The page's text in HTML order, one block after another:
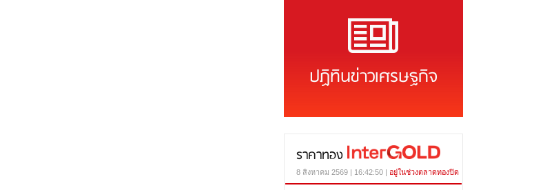
ปฏิทินข่าวเศรษฐกิจ
ราคาทอง
8 สิงหาคม 2569 | 16:42:50 | อยู่ในช่วงตลาดทองปิด